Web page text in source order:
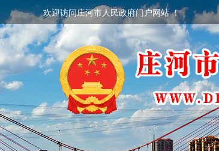
欢迎访问庄河市人民政府门户网站 ！